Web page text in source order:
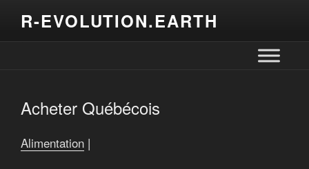
R-EVOLUTION.EARTH
Acheter Québécois
Alimentation |